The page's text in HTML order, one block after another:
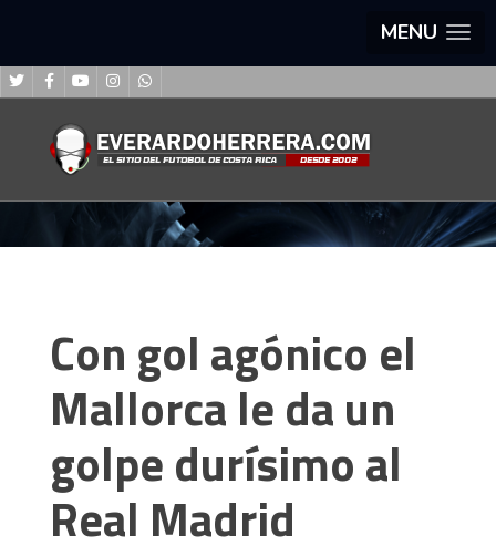
MENU
Con gol agónico el
Mallorca le da un
golpe durísimo al
Real Madrid